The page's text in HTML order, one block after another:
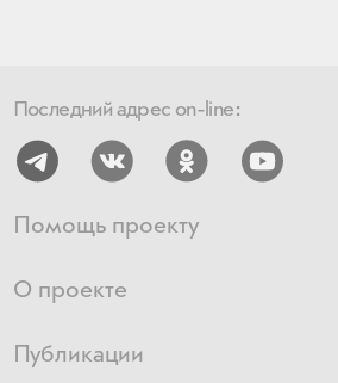
Последний адрес on-line:
Помощь проекту
О проекте
Публикации